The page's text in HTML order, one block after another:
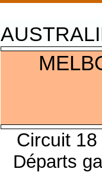
Circuit
Départs